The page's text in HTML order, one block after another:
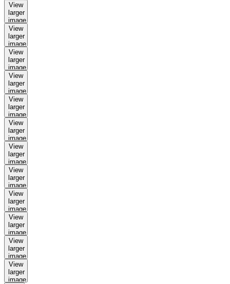
View
larger
image
View
larger
image
View
larger
image
View
larger
image
View
larger
image
View
larger
image
View
larger
image
View
larger
image
View
larger
image
View
larger
image
View
larger
image
View
larger
image